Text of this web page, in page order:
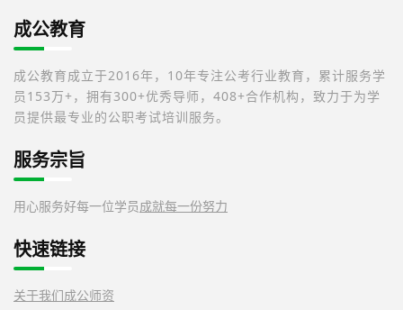
成公教育
成公教育成立于2016年，10年专注公考行业教育，累计服务学
员153万+，拥有300+优秀导师，408+合作机构，致力于为学
员提供最专业的公职考试培训服务。
服务宗旨
用心服务好每一位学员成就每一份努力
快速链接
关于我们成公师资